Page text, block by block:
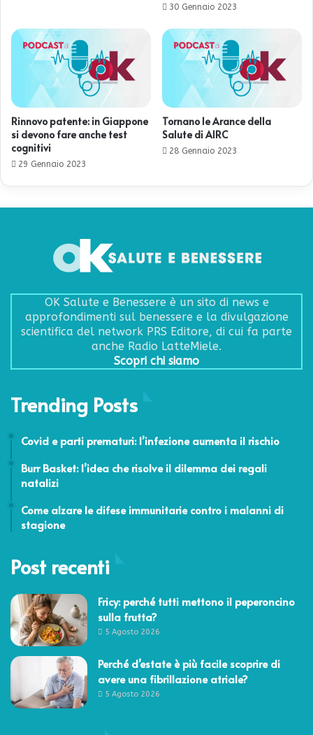
30 Gennaio 2023
Rinnovo patente: in Giappone
si devono fare anche test
cognitivi
29 Gennaio 2023
Tornano le Arance della
Salute di AIRC
28 Gennaio 2023
OK Salute e Benessere è un sito di news e
approfondimenti sul benessere e la divulgazione
scientifica del network PRS Editore, di cui fa parte
anche Radio LatteMiele.
Scopri chi siamo
Trending Posts
Covid e parti prematuri: l’infezione aumenta il rischio
Burr Basket: l’idea che risolve il dilemma dei regali
natalizi
Come alzare le difese immunitarie contro i malanni di
stagione
Post recenti
Fricy: perché tutti mettono il peperoncino
sulla frutta?
5 Agosto 2026
Perché d’estate è più facile scoprire di
avere una fibrillazione atriale?
5 Agosto 2026